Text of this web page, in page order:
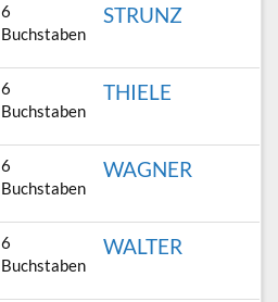
6
Buchstaben
STRUNZ
6
Buchstaben
THIELE
6
Buchstaben
WAGNER
6
Buchstaben
WALTER